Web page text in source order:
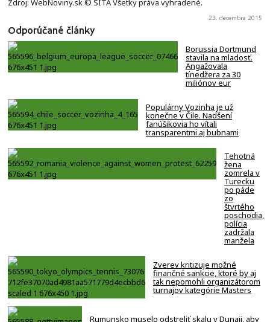
Zdroj: WebNoviny.sk © SITA Všetky práva vyhradené.
23. decembra 2015
Odporúčané články
Borussia Dortmund
stavila na mladosť.
Angažovala
tínedžera za 30
miliónov eur
Populárny Vozinha je už
konečne v Čile. Nadšení
fanúšikovia ho vítali
transparentmi aj bubnami
Tehotná
žena
zomrela v
Turecku
po páde
zo
štvrtého
poschodia,
polícia
zadržala
manžela
Zverev kritizuje možné
finančné sankcie, ktoré by aj
tak nepomohli organizátorom
turnajov kategórie Masters
Rumunsko muselo odstreliť skalu v Dunaji, aby